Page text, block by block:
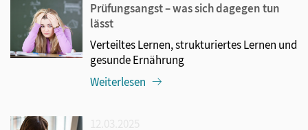
Prüfungsangst – was sich dagegen tun
lässt
Verteiltes Lernen, strukturiertes Lernen und
gesunde Ernährung
Weiterlesen